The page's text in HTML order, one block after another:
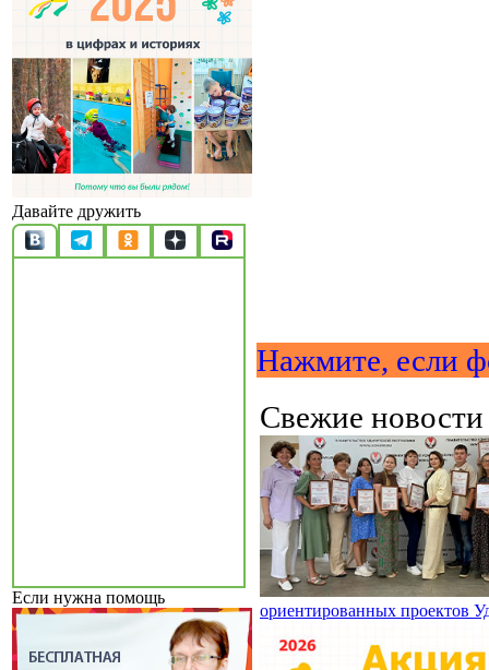
Давайте дружить
Если нужна помощь
Нажмите, если
Свежие
ориентированных проектов